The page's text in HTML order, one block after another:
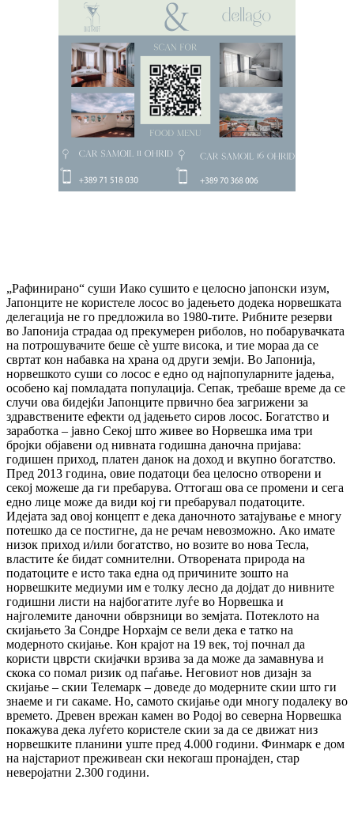
„Рафинирано“ суши Иако сушито е целосно јапонски изум,
Јапонците не користеле лосос во јадењето додека норвешката
делегација не го предложила во 1980-тите. Рибните резерви
во Јапонија страдаа од прекумерен риболов, но побарувачката
на потрошувачите беше сè уште висока, и тие мораа да се
свртат кон набавка на храна од други земји. Во Јапонија,
норвешкото суши со лосос е едно од најпопуларните јадења,
особено кај помладата популација. Сепак, требаше време да се
случи ова бидејќи Јапонците првично беа загрижени за
здравствените ефекти од јадењето сиров лосос. Богатство и
заработка – јавно Секој што живее во Норвешка има три
бројки објавени од нивната годишна даночна пријава:
годишен приход, платен данок на доход и вкупно богатство.
Пред 2013 година, овие податоци беа целосно отворени и
секој можеше да ги пребарува. Оттогаш ова се промени и сега
едно лице може да види кој ги пребарувал податоците.
Идејата зад овој концепт е дека даночното затајување е многу
потешко да се постигне, да не речам невозможно. Ако имате
низок приход и/или богатство, но возите во нова Тесла,
властите ќе бидат сомнителни. Отворената природа на
податоците е исто така една од причините зошто на
норвешките медиуми им е толку лесно да дојдат до нивните
годишни листи на најбогатите луѓе во Норвешка и
најголемите даночни обврзници во земјата. Потеклото на
скијањето За Сондре Норхајм се вели дека е татко на
модерното скијање. Кон крајот на 19 век, тој почнал да
користи цврсти скијачки врзива за да може да замавнува и
скока со помал ризик од паѓање. Неговиот нов дизајн за
скијање – скии Телемарк – доведе до модерните скии што ги
знаеме и ги сакаме. Но, самото скијање оди многу подалеку во
времето. Древен врежан камен во Родој во северна Норвешка
покажува дека луѓето користеле скии за да се движат низ
норвешките планини уште пред 4.000 години. Финмарк е дом
на најстариот преживеан ски некогаш пронајден, стар
неверојатни 2.300 години.